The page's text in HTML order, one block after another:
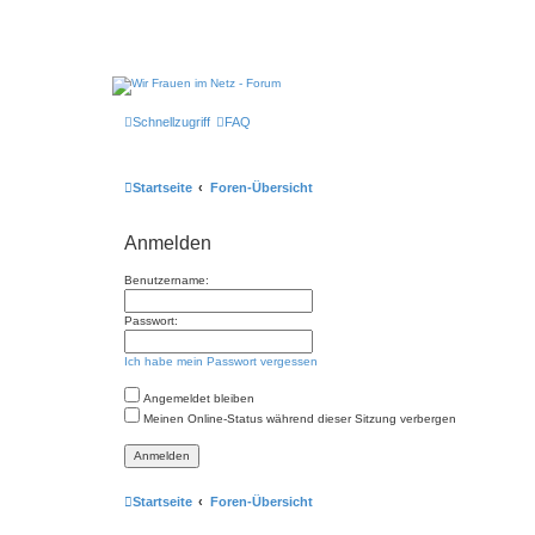
Schnellzugriff FAQ
Startseite Foren-Übersicht
Anmelden
Benutzername:
Passwort:
Ich habe mein Passwort vergessen
Angemeldet bleiben
Meinen Online-Status während dieser Sitzung verbergen
Startseite Foren-Übersicht